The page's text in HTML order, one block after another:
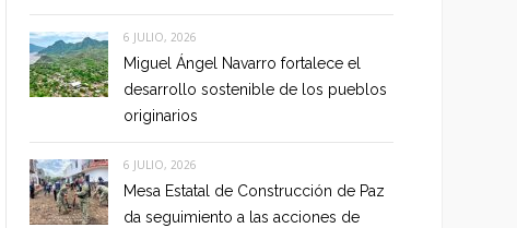
6 JULIO, 2026
Miguel Ángel Navarro fortalece el
desarrollo sostenible de los pueblos
originarios
6 JULIO, 2026
Mesa Estatal de Construcción de Paz
da seguimiento a las acciones de